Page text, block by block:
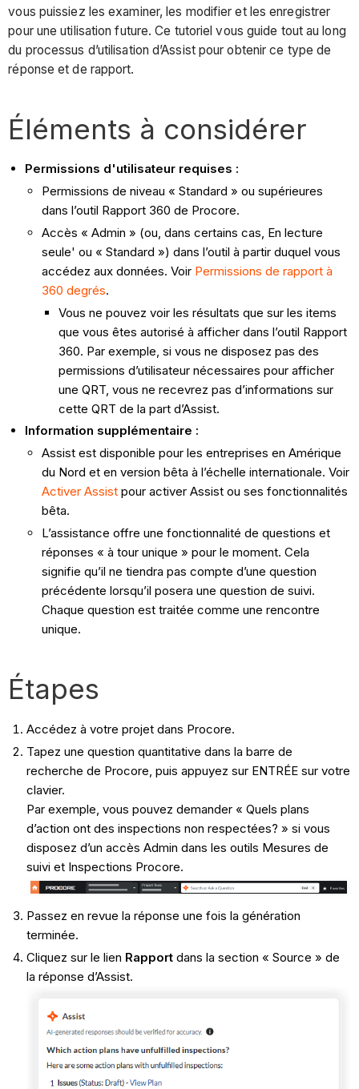
vous puissiez les examiner, les modifier et les enregistrer
pour une utilisation future. Ce tutoriel vous guide tout au long
du processus d’utilisation d’Assist pour obtenir ce type de
réponse et de rapport.
Éléments à considérer
Permissions d'utilisateur requises :
Permissions de niveau « Standard » ou supérieures
dans l’outil Rapport 360 de Procore.
Accès « Admin » (ou, dans certains cas, En lecture
seule' ou « Standard ») dans l’outil à partir duquel vous
accédez aux données. Voir Permissions de rapport à
360 degrés.
Vous ne pouvez voir les résultats que sur les items
que vous êtes autorisé à afficher dans l’outil Rapport
360. Par exemple, si vous ne disposez pas des
permissions d’utilisateur nécessaires pour afficher
une QRT, vous ne recevrez pas d’informations sur
cette QRT de la part d’Assist.
Information supplémentaire :
Assist est disponible pour les entreprises en Amérique
du Nord et en version bêta à l’échelle internationale. Voir
Activer Assist pour activer Assist ou ses fonctionnalités
bêta.
L’assistance offre une fonctionnalité de questions et
réponses « à tour unique » pour le moment. Cela
signifie qu’il ne tiendra pas compte d’une question
précédente lorsqu’il posera une question de suivi.
Chaque question est traitée comme une rencontre
unique.
Étapes
Accédez à votre projet dans Procore.
Tapez une question quantitative dans la barre de
recherche de Procore, puis appuyez sur ENTRÉE sur votre
clavier.
Par exemple, vous pouvez demander « Quels plans
d’action ont des inspections non respectées? » si vous
disposez d’un accès Admin dans les outils Mesures de
suivi et Inspections Procore.
Passez en revue la réponse une fois la génération
terminée.
Cliquez sur le lien Rapportdans la section « Source » de
la réponse d’Assist.